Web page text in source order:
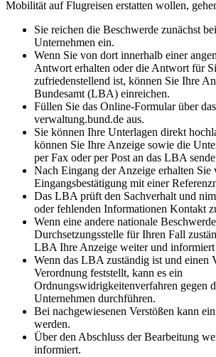
Mobilität auf Flugreisen erstatten wollen,
Sie reichen die Beschwerde zunächst
Unternehmen ein.
Wenn Sie von dort innerhalb einer
Antwort erhalten oder die Antwort für
zufriedenstellend ist, können Sie Ihre
Bundesamt (LBA) einreichen.
Füllen Sie das Online-Formular über
verwaltung.bund.de aus.
Sie können Ihre Unterlagen direkt
können Sie Ihre Anzeige sowie die
per Fax oder per Post an das LBA
Nach Eingang der Anzeige erhalten
Eingangsbestätigung mit einer
Das LBA prüft den Sachverhalt und
oder fehlenden Informationen Kontakt
Wenn eine andere nationale
Durchsetzungsstelle für Ihren Fall
LBA Ihre Anzeige weiter und informiert
Wenn das LBA zuständig ist und einen
Verordnung feststellt, kann es ein
Ordnungswidrigkeitenverfahren gegen
Unternehmen durchführen.
Bei nachgewiesenen Verstößen kann
werden.
Über den Abschluss der Bearbeitung
informiert.